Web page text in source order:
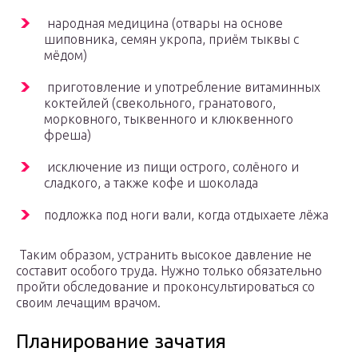
народная медицина (отвары на основе
шиповника, семян укропа, приём тыквы с
мёдом)
приготовление и употребление витаминных
коктейлей (свекольного, гранатового,
морковного, тыквенного и клюквенного
фреша)
исключение из пищи острого, солёного и
сладкого, а также кофе и шоколада
подложка под ноги вали, когда отдыхаете лёжа
Таким образом, устранить высокое давление не
составит особого труда. Нужно только обязательно
пройти обследование и проконсультироваться со
своим лечащим врачом.
Планирование зачатия